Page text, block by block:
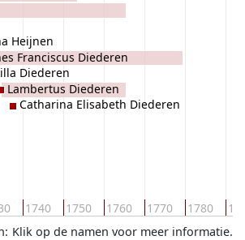
1740 1750 1760 1770 1780
Heijnen
Franciscus Diederen
Diederen
Lambertus Diederen
Catharina Elisabeth Diederen
Klik op de namen voor meer informatie.